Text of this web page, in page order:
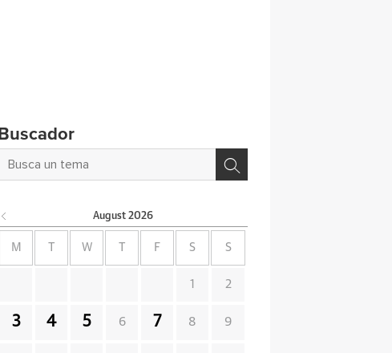
Buscador
August 2026
M W F S S
1 2
3 4 5 6 7 8 9